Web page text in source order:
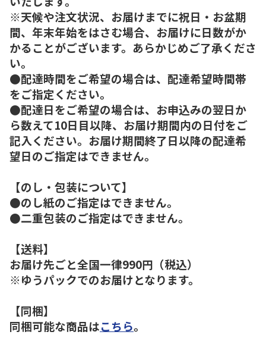
※天候や注文状況、お届けまでに祝日・お盆期
間、年末年始をはさむ場合、お届けに日数がか
かることがございます。あらかじめご了承くださ
い。
●配達時間をご希望の場合は、配達希望時間帯
をご指定ください。
●配達日をご希望の場合は、お申込みの翌日か
ら数えて10日目以降、お届け期間内の日付をご
記入ください。お届け期間終了日以降の配達希
望日のご指定はできません。
【のし・包装について】
●のし紙のご指定はできません。
●二重包装のご指定はできません。
【送料】
お届け先ごと全国一律990円（税込）
※ゆうパックでのお届けとなります。
【同梱】
同梱可能な商品はこちら。